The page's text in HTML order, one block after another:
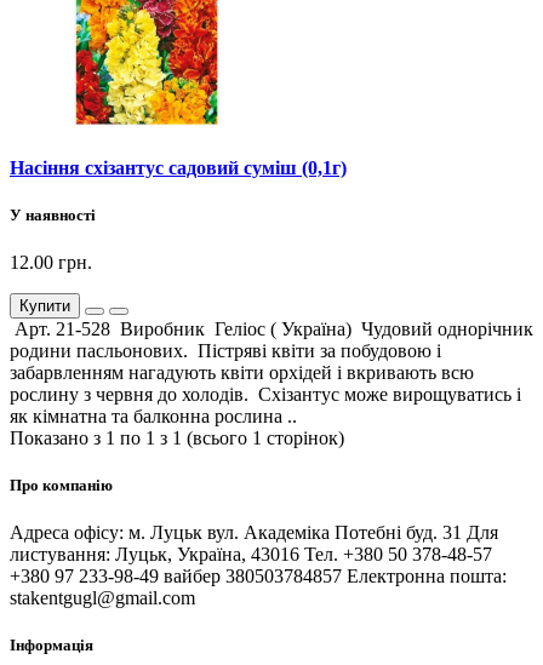
Насіння схізантус садовий суміш (0,1г)
У наявності
12.00 грн.
Купити
Арт. 21-528 Виробник Геліос ( Україна) Чудовий однорічник
родини пасльонових. Пістряві квіти за побудовою і
забарвленням нагадують квіти орхідей і вкривають всю
рослину з червня до холодів. Схізантус може вирощуватись і
як кімнатна та балконна рослина ..
Показано з 1 по 1 з 1 (всього 1 сторінок)
Про компанію
Адреса офісу: м. Луцьк вул. Академіка Потебні буд. 31 Для
листування: Луцьк, Україна, 43016 Тел. +380 50 378-48-57
+380 97 233-98-49 вайбер 380503784857 Електронна пошта:
stakentgugl@gmail.com
Інформація